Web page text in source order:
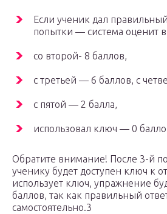
Если ученик дал
попытки — система оценит
со второй- 8 баллов,
с третьей — 6 баллов, с
с пятой — 2 балла,
использовал ключ — 0
Обратите внимание! После 3-й
ученику будет доступен ключ к
использует ключ, упражнение
баллов, так как правильный
самостоятельно.3